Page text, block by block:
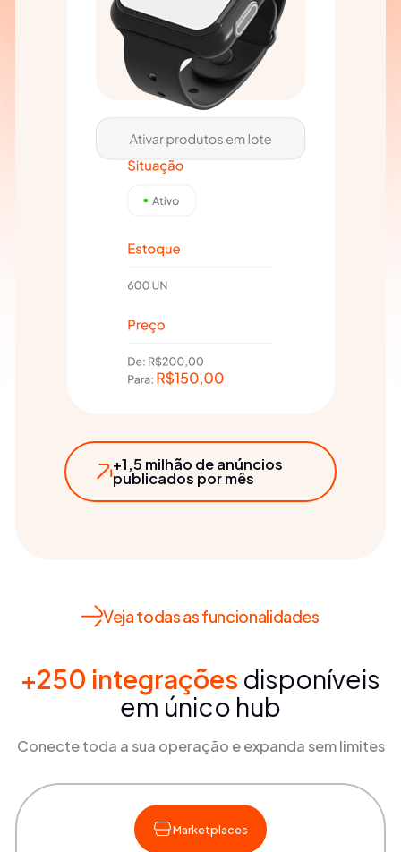
+1,5 milhão de anúncios
publicados por mês
Veja todas as funcionalidades
+250 integrações disponíveis
em único hub
Conecte toda a sua operação e expanda sem limites
Marketplaces